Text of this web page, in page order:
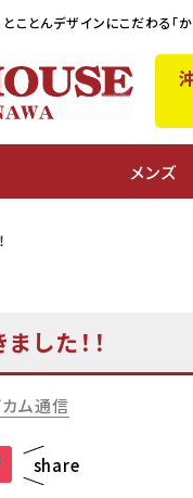
とことんデザインにこだわる「
メンズ
した！！
カム通信
share